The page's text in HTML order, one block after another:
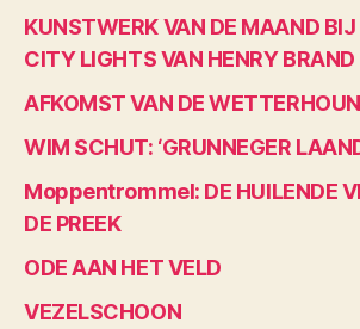
KUNSTWERK VAN DE MAAND
CITY LIGHTS VAN HENRY BRAND
AFKOMST VAN DE WETTERHOUN
WIM SCHUT: ‘GRUNNEGER
Moppentrommel: DE HUILENDE
DE PREEK
ODE AAN HET VELD
VEZELSCHOON